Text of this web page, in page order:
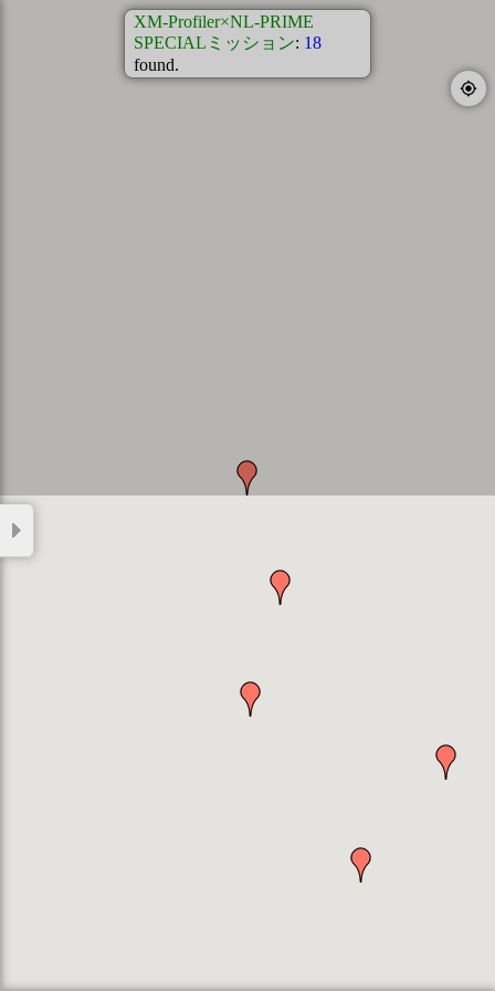
XM-Profiler×NL-PRIME
SPECIALミッション: 18
found.